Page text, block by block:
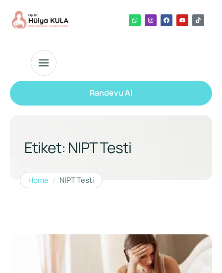
Randevu Al
Etiket: NIPT Testi
Home / NIPT Testi